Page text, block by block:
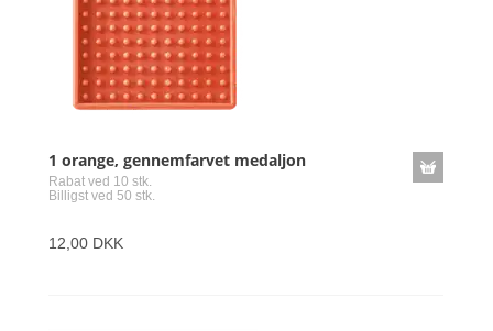
1 orange, gennemfarvet medaljon
Rabat ved 10 stk.
Billigst ved 50 stk.
12,00 DKK